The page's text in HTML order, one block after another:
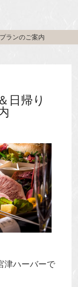
ランのご案内
日帰り
津ハーバーで